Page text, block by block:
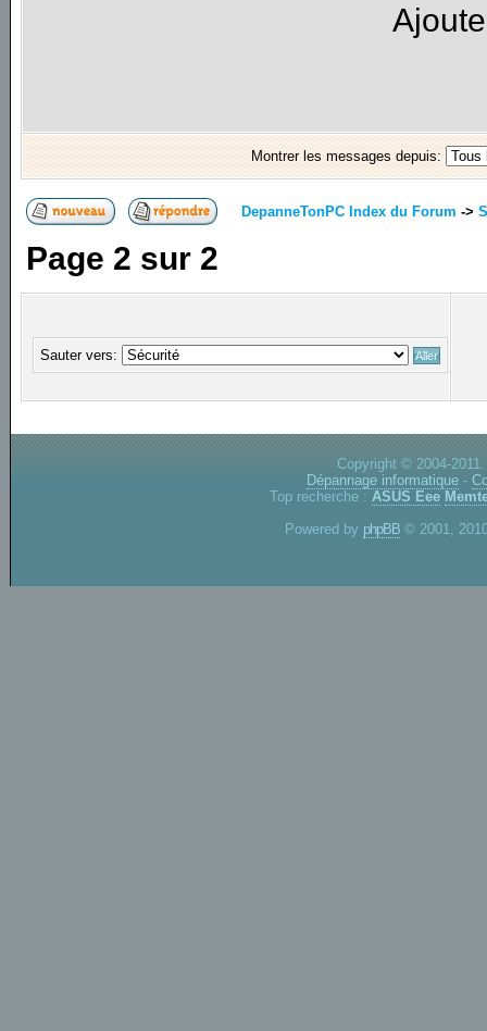
Montrer les messages depuis:
DepanneTonPC Index du Forum ->
Page 2 sur 2
Sauter vers:
Copyright © 2004-
Dépannage informatique -
Top recherche : ASUS Eee
Powered by phpBB © 2001,